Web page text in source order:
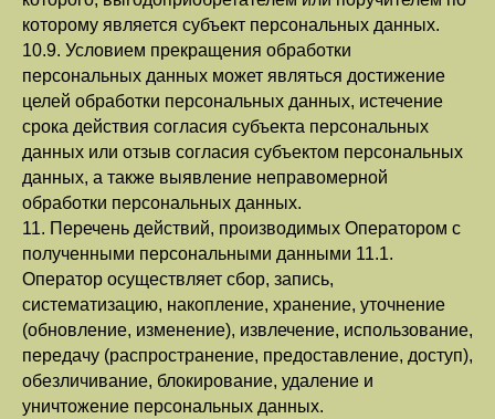
которому является субъект персональных данных.
10.9. Условием прекращения обработки
персональных данных может являться достижение
целей обработки персональных данных, истечение
срока действия согласия субъекта персональных
данных или отзыв согласия субъектом персональных
данных, а также выявление неправомерной
обработки персональных данных.
11. Перечень действий, производимых Оператором с
полученными персональными данными 11.1.
Оператор осуществляет сбор, запись,
систематизацию, накопление, хранение, уточнение
(обновление, изменение), извлечение, использование,
передачу (распространение, предоставление, доступ),
обезличивание, блокирование, удаление и
уничтожение персональных данных.